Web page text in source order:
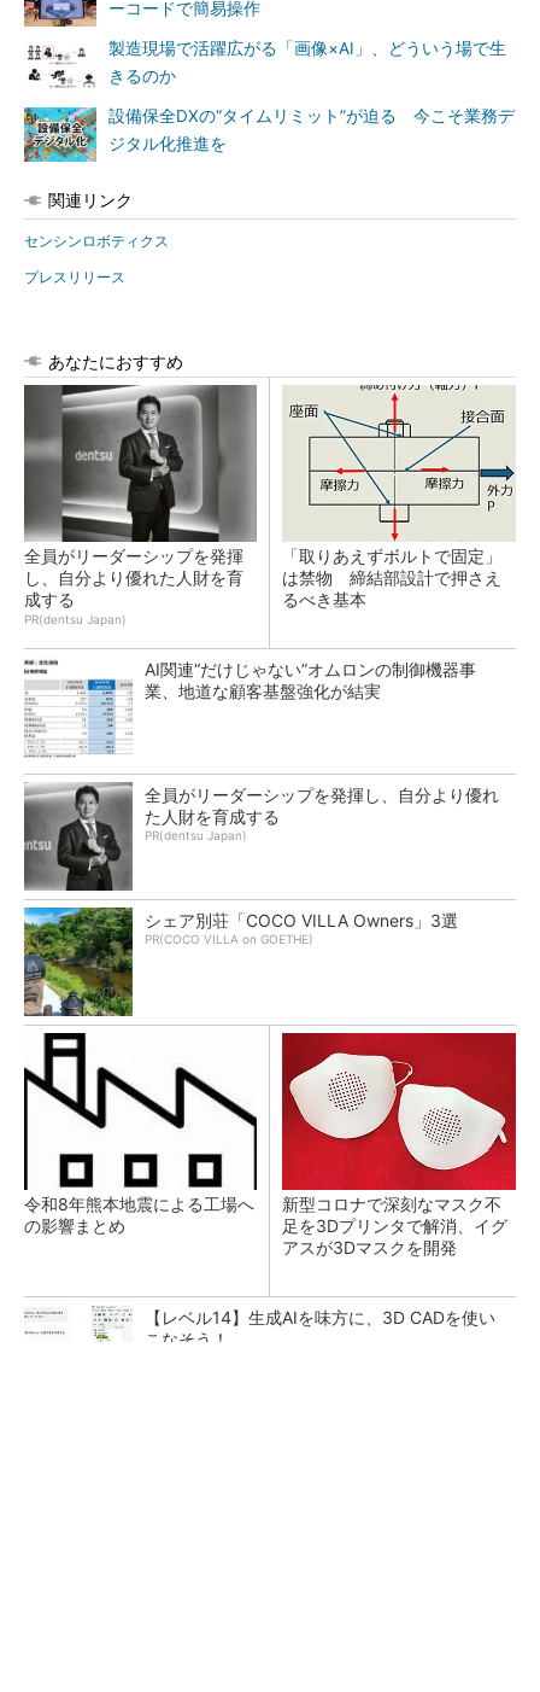
ーコードで簡易操作
製造現場で活躍広がる「画像×AI」、どういう場で生
きるのか
設備保全DXの“タイムリミット”が迫る 今こそ業務デ
ジタル化推進を
関連リンク
センシンロボティクス
プレスリリース
あなたにおすすめ
全員がリーダーシップを発揮
し、自分より優れた人財を育
成する
PR(dentsu Japan)
「取りあえずボルトで固定」
は禁物 締結部設計で押さえ
るべき基本
AI関連“だけじゃない”オムロンの制御機器事
業、地道な顧客基盤強化が結実
全員がリーダーシップを発揮し、自分より優れ
た人財を育成する
PR(dentsu Japan)
シェア別荘「COCO VILLA Owners」3選
PR(COCO VILLA on GOETHE)
令和8年熊本地震による工場へ
の影響まとめ
新型コロナで深刻なマスク不
足を3Dプリンタで解消、イグ
アスが3Dマスクを開発
【レベル14】生成AIを味方に、3D CADを使い
こなそう！